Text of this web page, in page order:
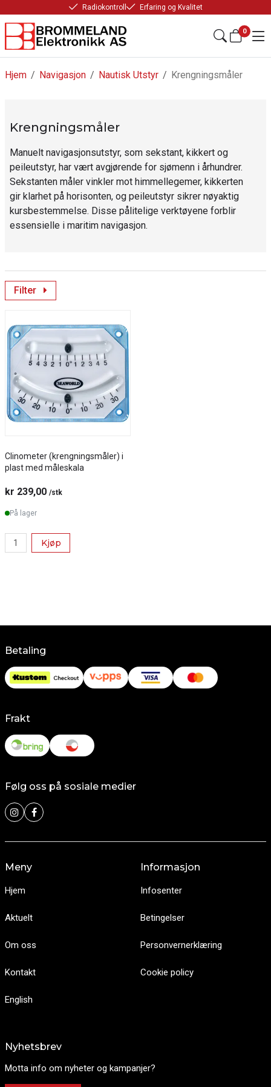
Radiokontroll Erfaring og Kvalitet
0
/
Hjem /
Navigasjon /
Nautisk Utstyr Krengningsmåler
Krengningsmåler
Manuelt navigasjonsutstyr, som sekstant, kikkert og
peileutstyr, har vært avgjørende for sjømenn i århundrer.
Sekstanten måler vinkler mot himmellegemer, kikkerten
gir klarhet på horisonten, og peileutstyr sikrer nøyaktig
kursbestemmelse. Disse pålitelige verktøyene forblir
essensielle i maritim navigasjon.
Filter
Clinometer (krengningsmåler) i
plast med måleskala
kr 239,00 /stk
På lager
Kjøp
Betaling
Frakt
Følg oss på sosiale medier
Meny
Hjem
Aktuelt
Om oss
Kontakt
English
Informasjon
Infosenter
Betingelser
Personvernerklæring
Cookie policy
Nyhetsbrev
Motta info om nyheter og kampanjer?